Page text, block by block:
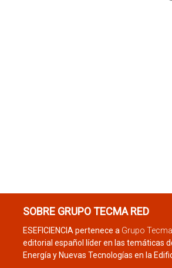
SOBRE GRUPO TECMA RED
ESEFICIENCIA pertenece a Grupo
editorial español líder en las temáticas
Energía y Nuevas Tecnologías en la